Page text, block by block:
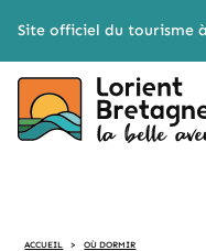
Site officiel du tourisme
ACCUEIL > OÙ DORMIR